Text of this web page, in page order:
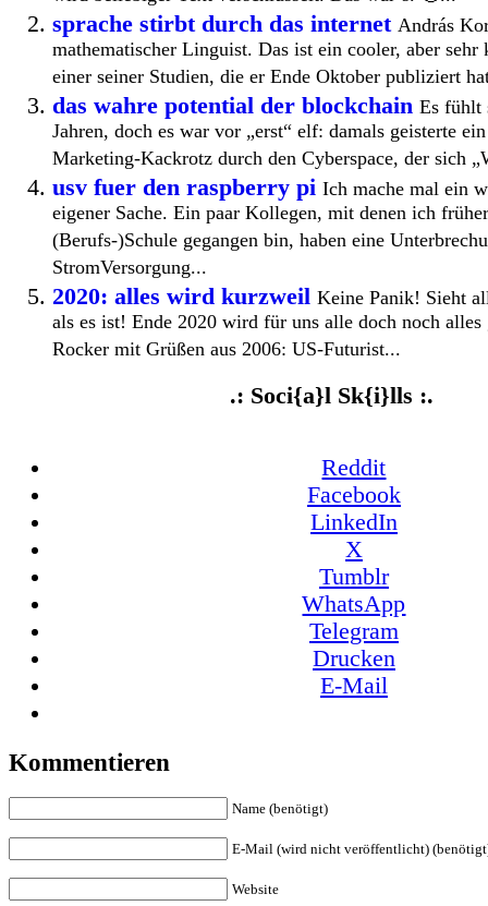
sprache stirbt durch das internet András
mathematischer Linguist. Das ist ein cooler, aber
einer seiner Studien, die er Ende Oktober publiziert
das wahre potential der blockchain Es fühlt
Jahren, doch es war vor „erst“ elf: damals geisterte
Marketing-Kackrotz durch den Cyberspace, der sich
usv fuer den raspberry pi Ich mache mal ein
eigener Sache. Ein paar Kollegen, mit denen ich
(Berufs-)Schule gegangen bin, haben eine
StromVersorgung...
2020: alles wird kurzweil Keine Panik! Sieht
als es ist! Ende 2020 wird für uns alle doch noch
Rocker mit Grüßen aus 2006: US-Futurist...
.: Soci{a}l Sk{i}lls :.
Reddit
Facebook
LinkedIn
X
Tumblr
WhatsApp
Telegram
Drucken
E-Mail
Kommentieren
Name (benötigt)
E-Mail (wird nicht veröffentlicht)
Website